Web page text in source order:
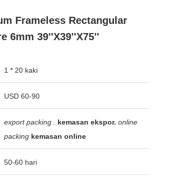
Frameless Rectangular
6mm 39''X39''X75''
1 * 20 kaki
USD 60-90
export packing . kemasan ekspor. online
packing kemasan online
50-60 hari